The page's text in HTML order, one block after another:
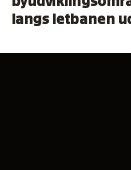
langs letbanen